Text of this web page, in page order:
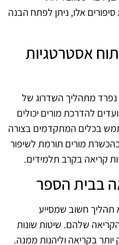
אלו, ניתן לפתח הבנה
אסטרטגיות
מתהליך השדרוג של
להדרכת מורים יכולים
בכלים המתקדמים בצורה
מורים תורמת לשיפור
קריאה בקרב תלמידים.
בבית הספר
תהליך חשוב שמסייע
שלהם. שיטות שונות
יותר בקריאה וליהנות ממנה.